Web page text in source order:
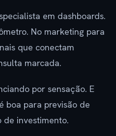
em dashboards.
No marketing para
que conectam
marcada.
por sensação. E
boa para previsão de
de investimento.